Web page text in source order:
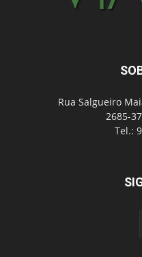
Rua Salgueiro
2685-
Tel.: